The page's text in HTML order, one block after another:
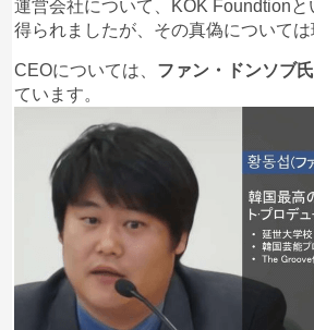
運営会社について、KOK Foundtion
得られましたが、その真偽について
CEOについては、 ファン・ドンソブ氏
ています。